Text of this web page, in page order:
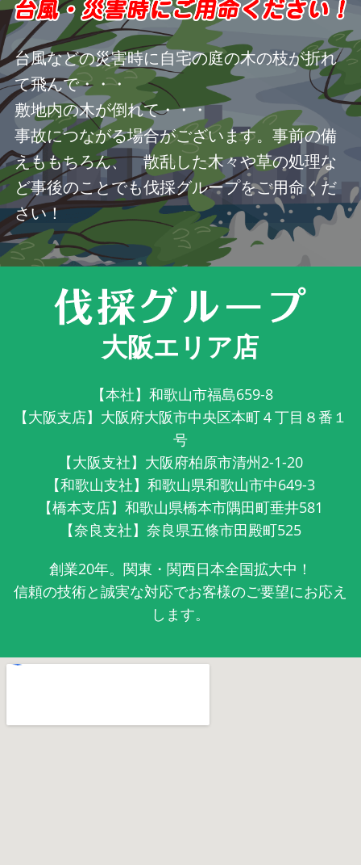
台風などの災害時に自宅の庭の木の枝が折れ
て飛んで・・・
敷地内の木が倒れて・・・
事故につながる場合がございます。事前の備
えももちろん、 散乱した木々や草の処理な
ど事後のことでも伐採グループをご用命くだ
さい！
大阪エリア店
【本社】和歌山市福島659-8
【大阪支店】大阪府大阪市中央区本町４丁目８番１
号
【大阪支社】大阪府柏原市清州2-1-20
【和歌山支社】和歌山県和歌山市中649-3
【橋本支店】和歌山県橋本市隅田町垂井581
【奈良支社】奈良県五條市田殿町525
創業20年。関東・関西日本全国拡大中！
信頼の技術と誠実な対応でお客様のご要望にお応え
します。